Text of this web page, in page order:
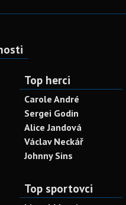
Top herci
Carole André
Sergei Godin
Alice Jandová
Václav Neckář
Johnny Sins
Top sportovci